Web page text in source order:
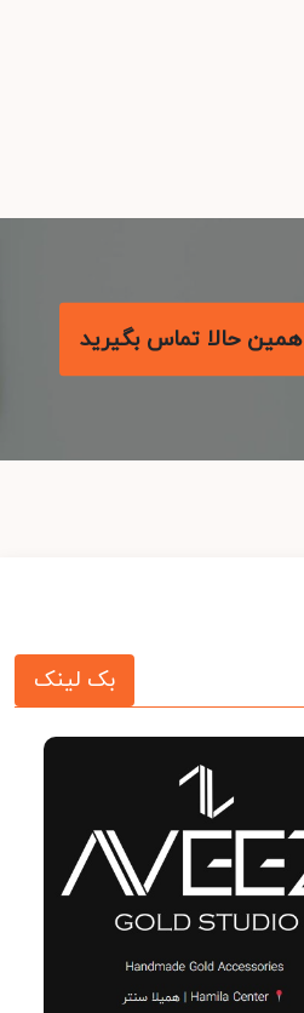
همین حالا تماس بگیرید
بک لینک